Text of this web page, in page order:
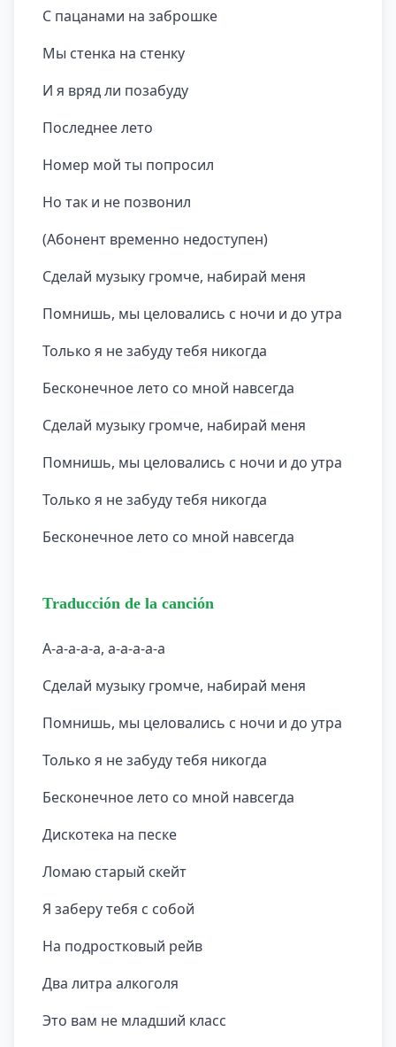
С пацанами на заброшке
Мы стенка на стенку
И я вряд ли позабуду
Последнее лето
Номер мой ты попросил
Но так и не позвонил
(Абонент временно недоступен)
Сделай музыку громче, набирай меня
Помнишь, мы целовались с ночи и до утра
Только я не забуду тебя никогда
Бесконечное лето со мной навсегда
Сделай музыку громче, набирай меня
Помнишь, мы целовались с ночи и до утра
Только я не забуду тебя никогда
Бесконечное лето со мной навсегда
Traducción de la canción
A-a-a-a-a, a-a-a-a-a
Сделай музыку громче, набирай меня
Помнишь, мы целовались с ночи и до утра
Только я не забуду тебя никогда
Бесконечное лето со мной навсегда
Дискотека на песке
Ломаю старый скейт
Я заберу тебя с собой
На подростковый рейв
Два литра алкоголя
Это вам не младший класс